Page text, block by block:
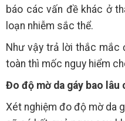
báo các vấn đề khác ở
loạn nhiễm sắc thể.
Như vậy trả lời thắc mắc
toàn thì mốc nguy hiểm
Đo độ mờ da gáy bao lâu
Xét nghiệm đo độ mờ da